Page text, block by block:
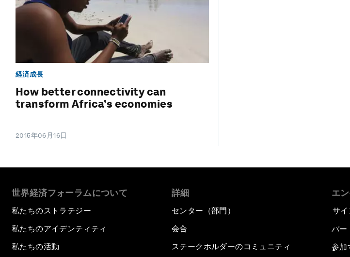
経済成長
How better connectivity can
transform Africa’s economies
2015年06月16日
世界経済フォーラムについて
私たちのストラテジー
私たちのアイデンティティ
私たちの活動
詳細
センター（部門）
会合
ステークホルダーのコミュニティ
エ
サ
パー
参加